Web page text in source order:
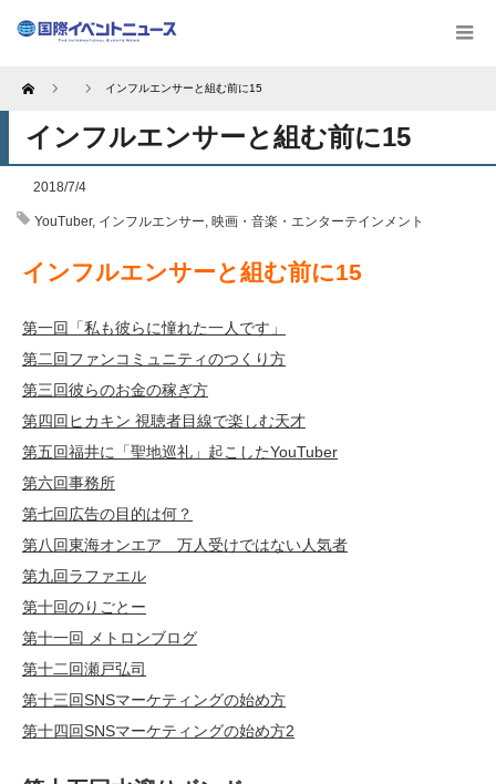
Home インフルエンサーと組む前に15
インフルエンサーと組む前に15
2018/7/4
YouTuber, インフルエンサー, 映画・音楽・エンターテインメント
インフルエンサーと組む前に15
第一回「私も彼らに憧れた一人です」
第二回ファンコミュニティのつくり方
第三回彼らのお金の稼ぎ方
第四回ヒカキン 視聴者目線で楽しむ天才
第五回福井に「聖地巡礼」起こしたYouTuber
第六回事務所
第七回広告の目的は何？
第八回東海オンエア 万人受けではない人気者
第九回ラファエル
第十回のりごとー
第十一回 メトロンブログ
第十二回瀬戸弘司
第十三回SNSマーケティングの始め方
第十四回SNSマーケティングの始め方2